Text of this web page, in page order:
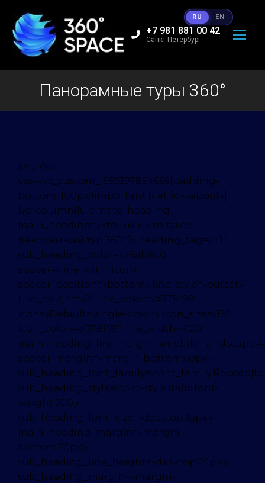
+7 981 881 00 42
Санкт-Петербург
Панорамные туры 360°
[vc_row
css=».vc_custom_1559397864666{padding-
bottom: 100px !important;}» el_id=»about»]
[vc_column][ultimate_heading
main_heading=»Кто мы и что такое
панорамный тур 360°?» heading_tag=»h1″
sub_heading_color=»#6ab8c0″
spacer=»line_with_icon»
spacer_position=»bottom» line_style=»outset»
line_height=»2″ line_color=»#378f99″
icon=»Defaults-angle-down» icon_size=»18″
icon_color=»#378f99″ line_width=»120″
spacer_margin=»margin-bottom:60px;»
sub_heading_style=»font-style:italic;font-
weight:300;»
sub_heading_font_size=»desktop:18px;»
main_heading_margin=»margin-
bottom:20px;»
sub_heading_line_height=»desktop:24px;»
sub_heading_margin=»margin-
RU EN